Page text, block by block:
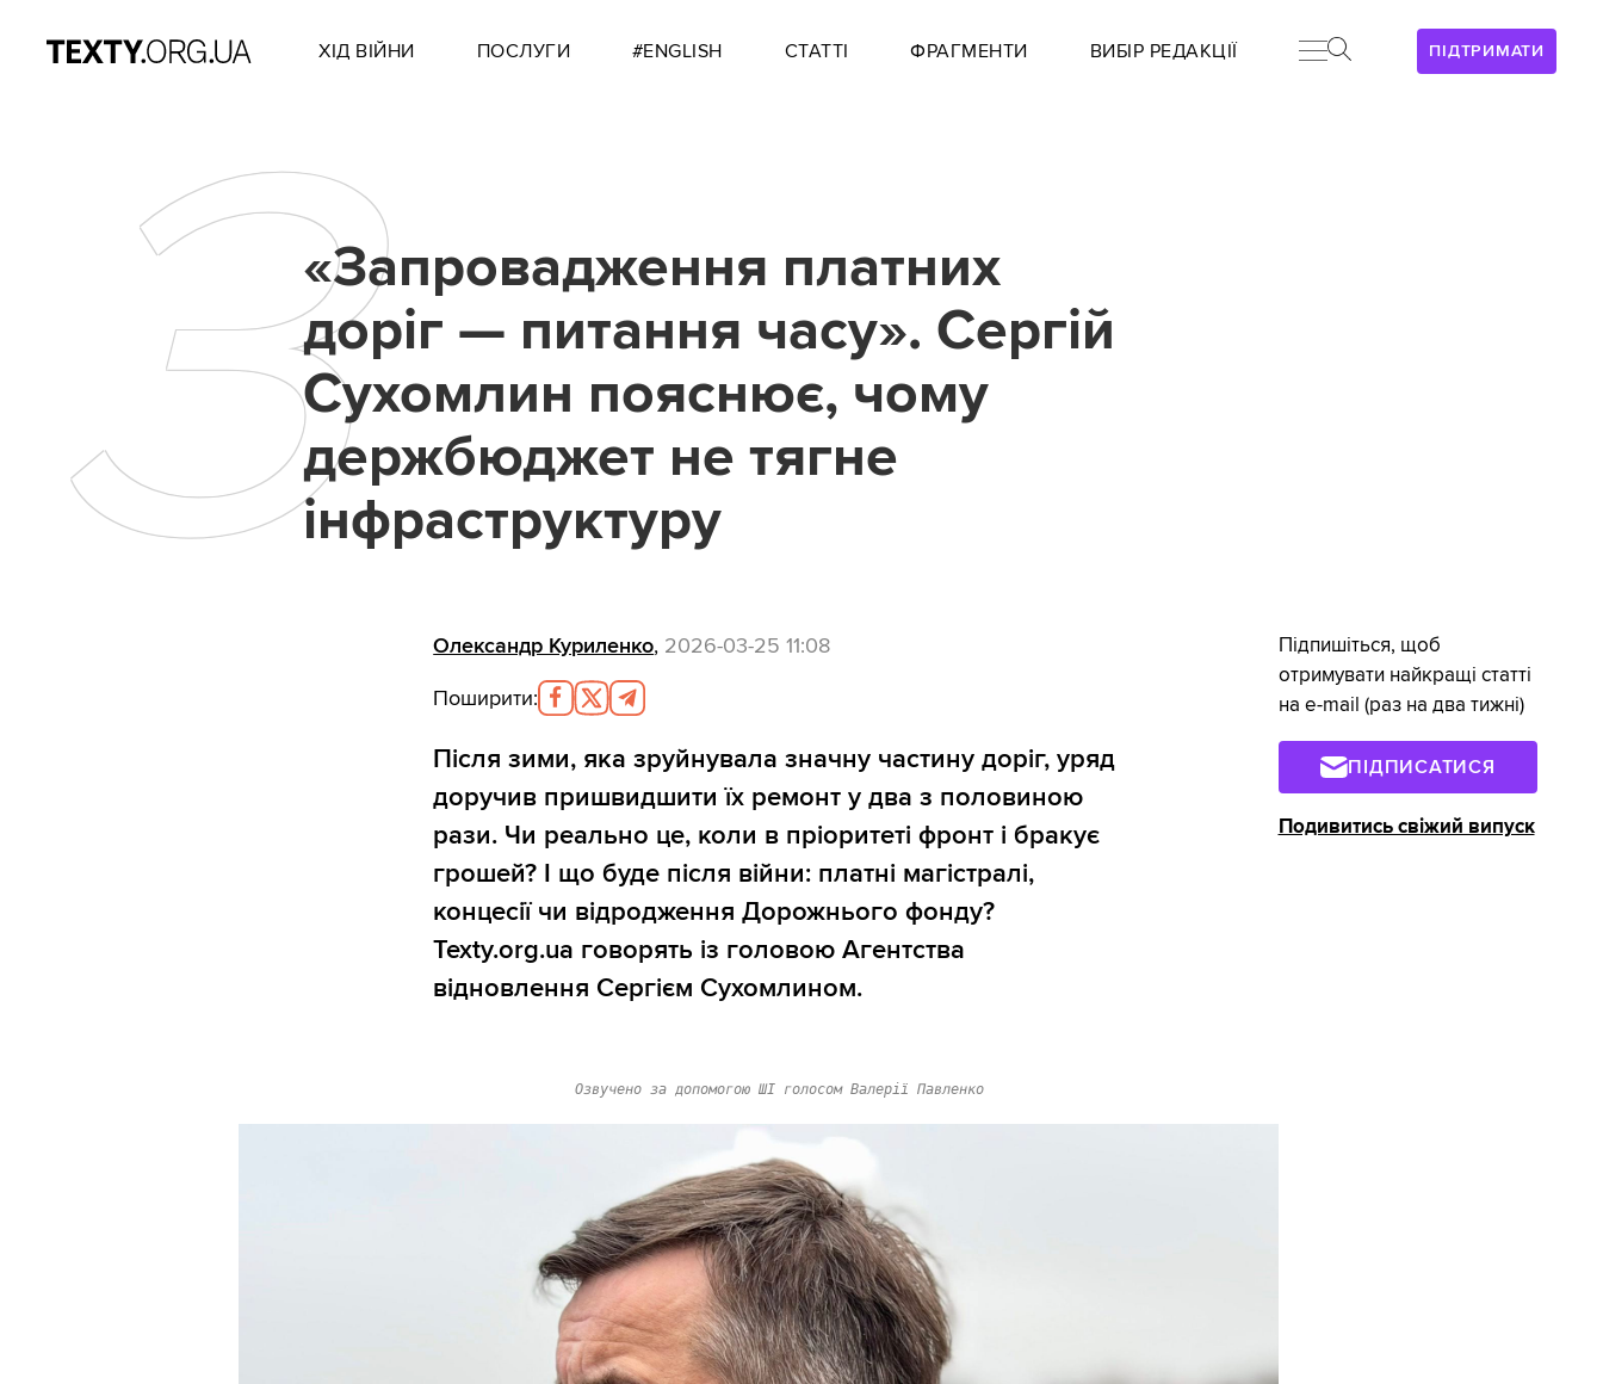
ПІДТРИМАТИ
ХІД ВІЙНИ ПОСЛУГИ #ENGLISH СТАТТІ ФРАГМЕНТИ ВИБІР РЕДАКЦІЇ
З«Запровадження платних
доріг — питання часу». Сергій
Сухомлин пояснює, чому
держбюджет не тягне
інфраструктуру
Олександр Куриленко, 2026-03-25 11:08
Поширити:
Після зими, яка зруйнувала значну частину доріг, уряд
доручив пришвидшити їх ремонт у два з половиною
рази. Чи реально це, коли в пріоритеті фронт і бракує
грошей? І що буде після війни: платні магістралі,
концесії чи відродження Дорожнього фонду?
Texty.org.ua говорять із головою Агентства
відновлення Сергієм Сухомлином.
Озвучено за допомогою ШІ голосом Валерії Павленко
Підпишіться, щоб
отримувати найкращі статті
на e-mail (раз на два тижні)
ПІДПИСАТИСЯ
Подивитись свіжий випуск